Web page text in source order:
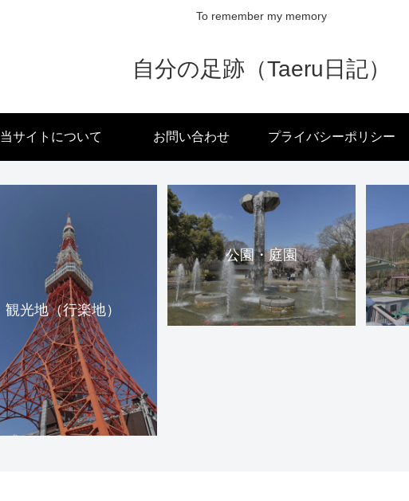
To remember my memory
自分の足跡（Taeru日記）
当サイトについて お問い合わせ プライバシーポリシー
観光地（行楽地）
公園・庭園